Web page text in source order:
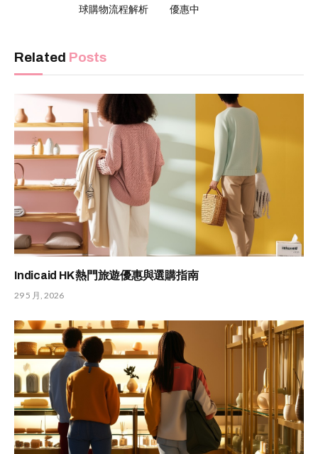
球購物流程解析
優惠中
Related Posts
Indicaid HK 熱門旅遊優惠與選購指南
29 5 月, 2026